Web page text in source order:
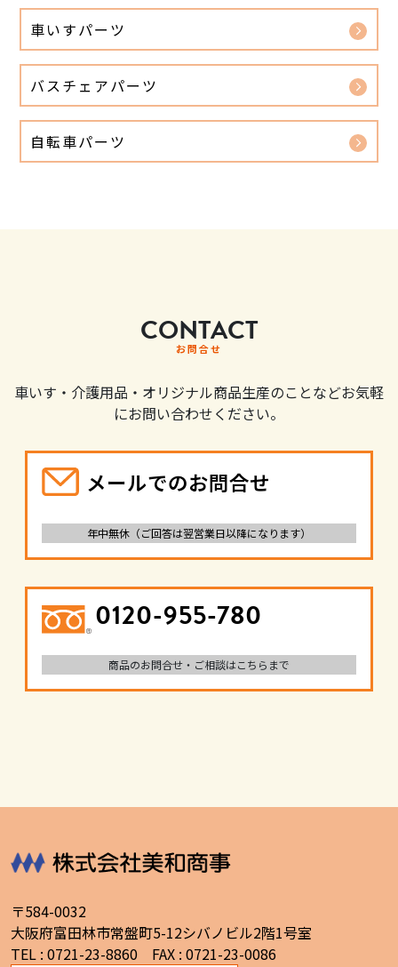
車いすパーツ
バスチェアパーツ
自転車パーツ
CONTACT
お問合せ
車いす・介護用品・オリジナル商品生産のことなどお気軽
にお問い合わせください。
メールでのお問合せ
年中無休（ご回答は翌営業日以降になります）
0120-955-780
商品のお問合せ・ご相談はこちらまで
〒584-0032
大阪府富田林市常盤町5-12シバノビル2階1号室
TEL : 0721-23-8860 FAX : 0721-23-0086